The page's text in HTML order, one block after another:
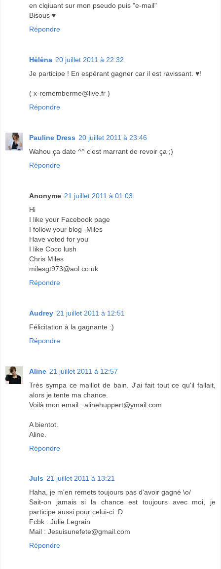
en clqiuant sur mon pseudo puis "e-mail"
Bisous ♥
Répondre
Hèlèna 20 juillet 2011 à 22:32
Je participe ! En espérant gagner car il est ravissant. ♥!
( x-rememberme@live.fr )
Répondre
Pauline Dress 20 juillet 2011 à 23:46
Wahou ça date ^^ c'est marrant de revoir ça ;)
Répondre
Anonyme 21 juillet 2011 à 01:03
Hi
I like your Facebook page
I follow your blog -Miles
Have voted for you
I like Coco lush
Chris Miles
milesgt973@aol.co.uk
Répondre
Audrey 21 juillet 2011 à 12:51
Félicitation à la gagnante :)
Répondre
Aline 21 juillet 2011 à 12:57
Très sympa ce maillot de bain. J'ai fait tout ce qu'il fallait,
alors je tente ma chance.
Voilà mon email : alinehuppert@ymail.com
A bientot.
Aline.
Répondre
Juls 21 juillet 2011 à 13:21
Haha, je m'en remets toujours pas d'avoir gagné \o/
Sait-on jamais si la chance est toujours avec moi, je
participe aussi pour celui-ci :D
Fcbk : Julie Legrain
Mail : Jesuisunefete@gmail.com
Répondre